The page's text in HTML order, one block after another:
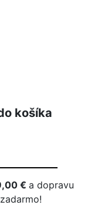
košíka
€a dopravu